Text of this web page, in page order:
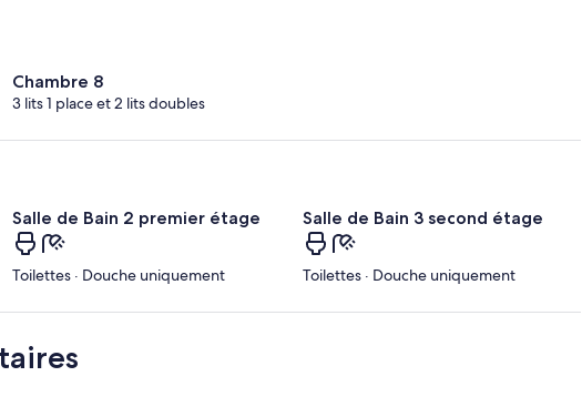
Chambre 8
3 lits 1 place et 2 lits doubles
Salle de Bain 2 premier étage
Toilettes · Douche uniquement
Salle de Bain 3 second étage
Toilettes · Douche uniquement